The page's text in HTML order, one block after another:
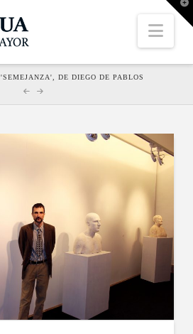
'SEMEJANZA', DE DIEGO DE PABLOS